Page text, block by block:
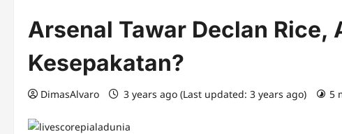
Arsenal Tawar Declan Rice,
Kesepakatan?
DimasAlvaro 3 years ago (Last updated: 3 years ago) 5